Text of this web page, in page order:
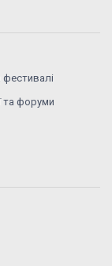
фестивалі
та форуми